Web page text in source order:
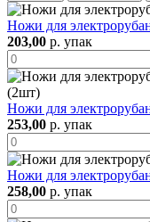
Ножи для
203,00 р. упак
Ножи для
253,00 р. упак
Ножи для
258,00 р. упак